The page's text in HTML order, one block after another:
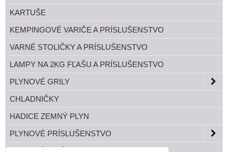
KARTUŠE
KEMPINGOVÉ VARIČE A PRÍSLUŠENSTVO
VARNÉ STOLIČKY A PRÍSLUŠENSTVO
LAMPY NA 2KG FĽAŠU A PRÍSLUŠENSTVO
PLYNOVÉ GRILY
CHLADNIČKY
HADICE ZEMNÝ PLYN
PLYNOVÉ PRÍSLUŠENSTVO